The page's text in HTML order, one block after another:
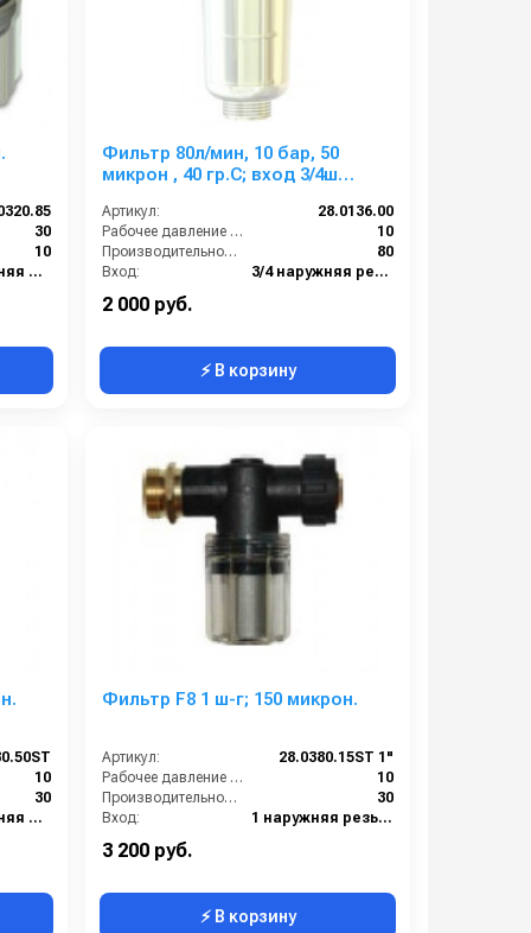
30
10
1/2 внутренняя резьба
Фильтр 80л/мин, 10 бар, 50
микрон , 40 гр.С; вход 3/4ш
Артикул:
28.0136.00
Рабочее давление (бар):
10
Производительность (л/мин):
80
Вход:
3/4 наружняя резьба
2 000 руб.
⚡ В корзину
10
30
3/4 внутренняя резьба
Фильтр F8 1 ш-г; 150 микрон.
Артикул:
28.0380.15ST 1"
Рабочее давление (бар):
10
Производительность (л/мин):
30
Вход:
1 наружняя резьба
3 200 руб.
⚡ В корзину